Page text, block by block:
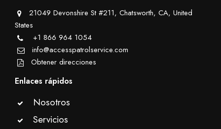
21049 Devonshire St #211, Chatsworth, CA, United
States
+1 866 964 1054
info@accesspatrolservice.com
Obtener direcciones
Enlaces rápidos
Nosotros
Servicios